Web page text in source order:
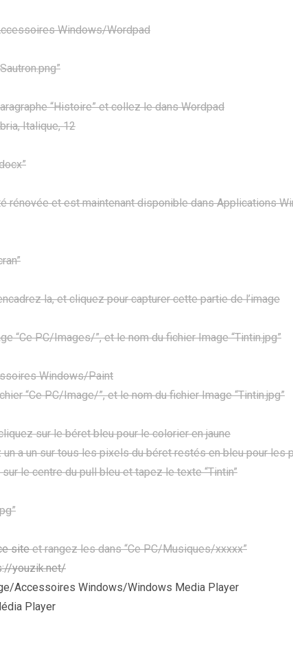
Windows/Wordpad
“Histoire” et collez le dans Wordpad
Italique, 12
rénovée et est maintenant disponible dans Applications
la, et cliquez pour capturer cette partie de l’image
“Ce PC/Images/”, et le nom du fichier Image “Tintin.jpg”
Windows/Paint
“Ce PC/Image/”, et le nom du fichier Image “Tintin.jpg”
sur le béret bleu pour le colorier en jaune
a un sur tous les pixels du béret restés en bleu pour les
le centre du pull bleu et tapez le texte “Tintin”
siteet rangez les dans “Ce PC/Musiques/xxxxx”
youzik.net/
Accessoires Windows/Windows Media Player
Player